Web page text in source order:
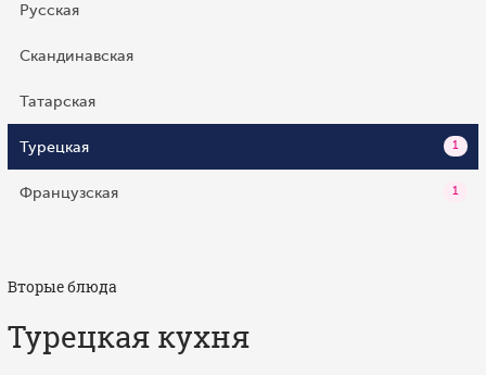
Русская
Скандинавская
Татарская
Турецкая 1
Французская 1
Вторые блюда
Турецкая кухня